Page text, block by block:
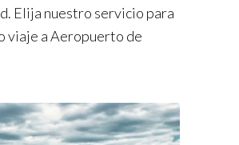
Elija nuestro servicio para
viaje a Aeropuerto de